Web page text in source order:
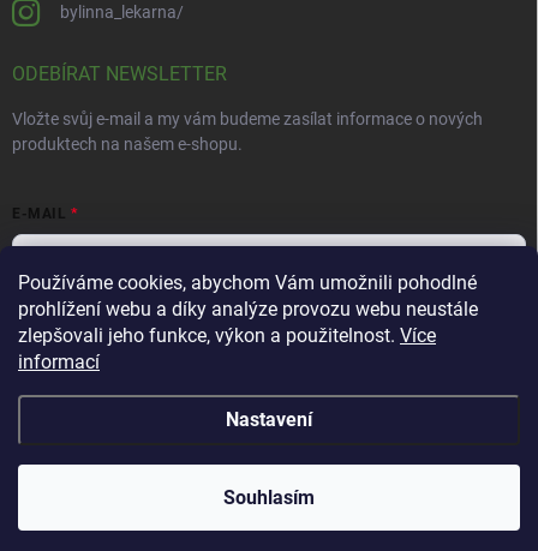
Používáme cookies, abychom Vám umožnili pohodlné
prohlížení webu a díky analýze provozu webu neustále
zlepšovali jeho funkce, výkon a použitelnost. Více
informací
Nastavení
Souhlasím
bylinna_lekarna/
ODEBÍRAT NEWSLETTER
Vložte svůj e-mail a my vám budeme zasílat informace o nových
produktech na našem e-shopu.
E-MAIL
Vložením e-mailu souhlasíte spodmínkami ochrany osobních údajů
Přihlásit se
Bylinná lékárna . Všechna práva vyhrazena.